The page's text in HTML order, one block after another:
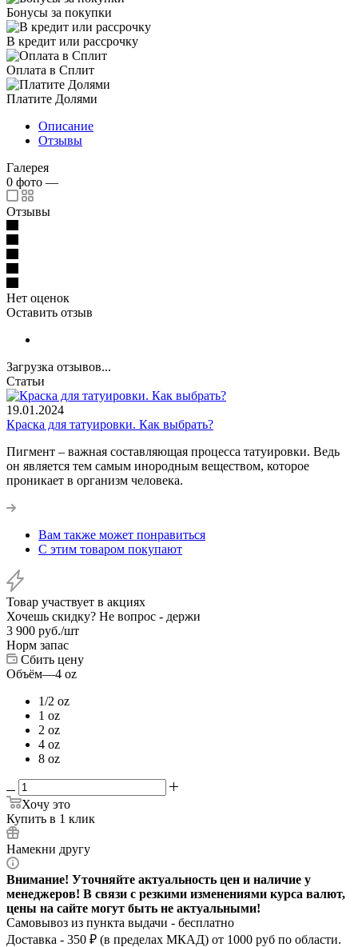
Бонусы за покупки
В кредит или рассрочку
Оплата в Сплит
Платите Долями
Описание
Отзывы
Галерея
0 фото —
Отзывы
Нет оценок
Оставить отзыв
Загрузка отзывов...
Статьи
19.01.2024
Краска для татуировки. Как выбрать?
Пигмент – важная составляющая процесса татуировки. Ведь
он является тем самым инородным веществом, которое
проникает в организм человека.
Вам также может понравиться
С этим товаром покупают
Товар участвует в акциях
Хочешь скидку? Не вопрос - держи
3 900 руб./шт
Норм запас
Сбить цену
Объём—4 oz
1/2 oz
1 oz
2 oz
4 oz
8 oz
Хочу это
Купить в 1 клик
Намекни другу
Внимание! Уточняйте актуальность цен и наличие у
менеджеров! В связи с резкими изменениями курса валют,
цены на сайте могут быть не актуальными!
Самовывоз из пункта выдачи - бесплатно
Доставка - 350 ₽ (в пределах МКАД) от 1000 руб по области.